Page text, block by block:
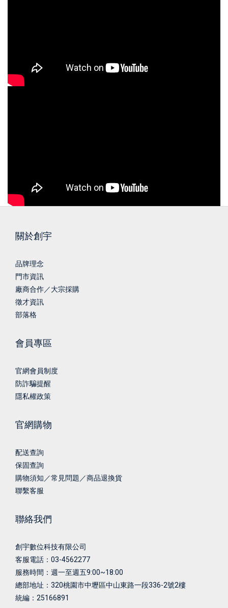
關於創宇
品牌理念
門市資訊
廠商合作／大宗採購
徵才資訊
部落格
會員專區
官網會員制度
防詐騙提醒
隱私權政策
官網購物
配送查詢
保固查詢
購物須知／常見問題／商品退換貨
聯繫客服
聯絡我們
創宇數位科技有限公司
客服電話：03-4562277
服務時間：週一至週五9:00~18:00
總部地址： 320桃園市中壢區中山東路一段336-2號2樓
統編：25166891